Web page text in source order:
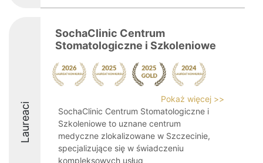
Laureaci
SochaClinic Centrum
Stomatologiczne i Szkoleniowe
Pokaż więcej >>
SochaClinic Centrum Stomatologiczne i
Szkoleniowe to uznane centrum
medyczne zlokalizowane w Szczecinie,
specjalizujące się w świadczeniu
kompleksowych usług